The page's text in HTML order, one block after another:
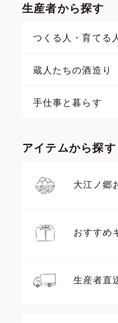
生産者から探す
つくる人・育てる
蔵人たちの酒造り
手仕事と暮らす
アイテムから探す
大江ノ郷
おすすめ
生産者直